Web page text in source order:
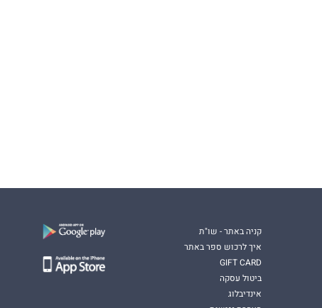
קניה באתר - שו"ת
איך לרכוש ספר באתר
GIFT CARD
ביטול עסקה
אינדיבלוג